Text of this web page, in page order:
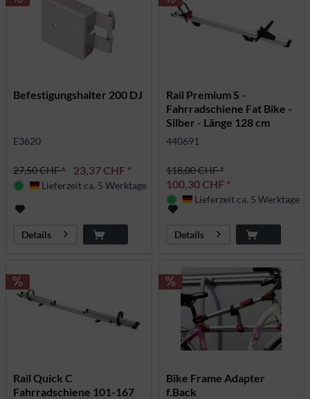
Befestigungshalter 200 DJ
E3620
27,50 CHF * 23,37 CHF *
Deutschland
Lieferzeit ca. 5 Werktage
Details
Rail Premium S -
Fahrradschiene Fat Bike -
Silber - Länge 128 cm
440691
118,00 CHF *
100,30 CHF *
Deutschland
Lieferzeit ca. 5 Werktage
Details
Rail Quick C
Fahrradschiene 101-167
Bike Frame Adapter
f.Back